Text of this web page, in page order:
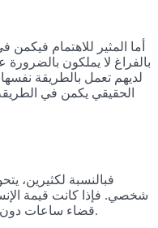
أما المثير للاهتمام
بالفراغ لا يملكون بالضرورة
لديهم تعمل بالطريقة
الحقيقي يكمن في
فبالنسبة لكثيرين،
شخصي. فإذا كانت قيمة
قضاء ساعات دون إنتاج يبدو دليلاً على التقصير أو التراجع.